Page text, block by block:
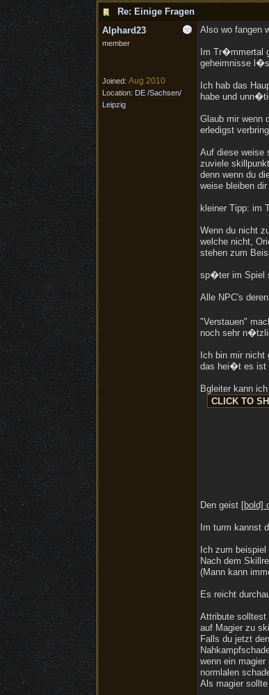
Re: Einige Fragen
Alphard23
member
Joined: Aug 2010
Location: DE /Sachsen/
Leipzig
Also wo fangen
Im Tr�mmertal
geheimnisse
Ich hab das
habe und
Glaub mir wenn
erledigst
Auf diese weise
zuviele
denn wenn du
weise bleiben
kleiner Tipp: im
Wenn du nicht
welche nicht,
stehen zum
sp�ter im Spiel
Alle NPC's
"Verstauen"
noch sehr
Ich bin mir nicht
das hei�t es ist
Bgleiter kann
Den geist [bold]
Im turm kannst
Ich zum
Nach dem
(Mann kann
Es reicht
Attribute solltest
auf Magier zu
Falls du jetzt
wenn ein
normlalen
Als magier